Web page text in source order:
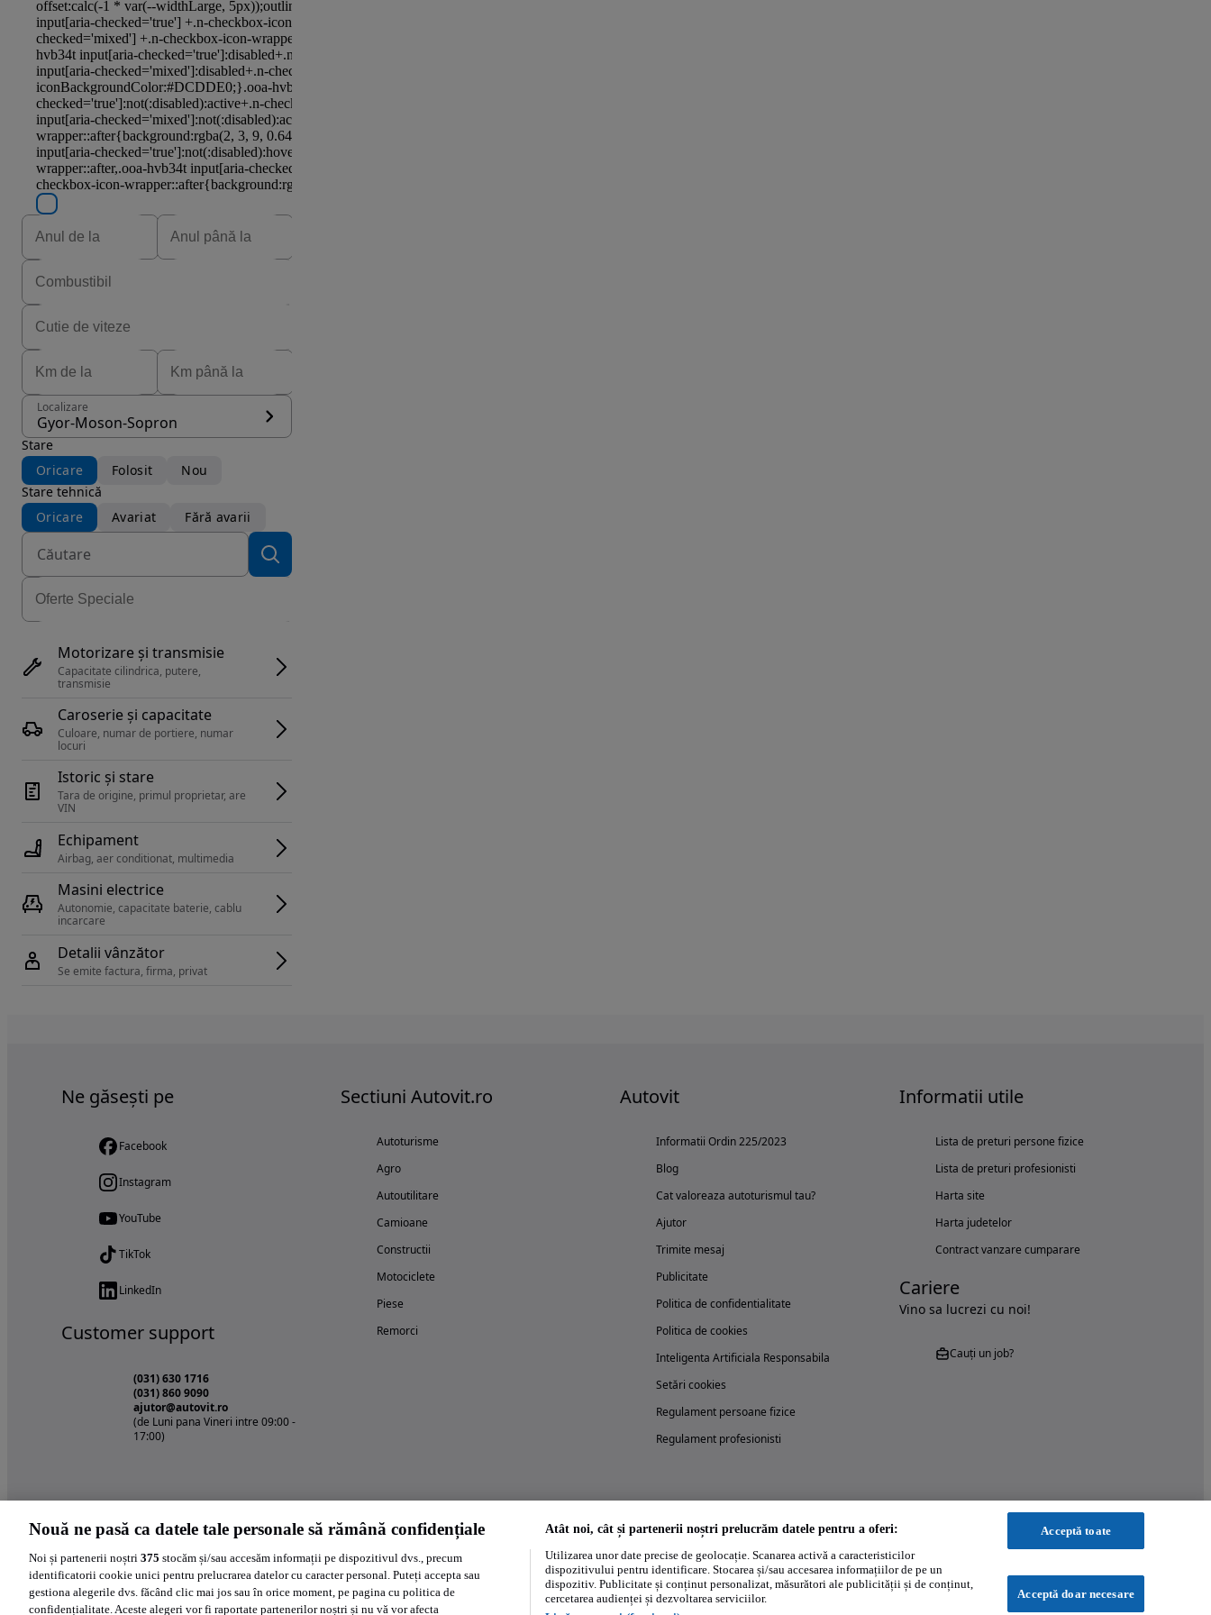
Localizare
Gyor-Moson-Sopron
Stare
Oricare
Folosit
Nou
Stare tehnică
Oricare
Avariat Fără avarii
Motorizare și transmisie
Capacitate cilindrica, putere,
transmisie
Caroserie și capacitate
Culoare, numar de portiere, numar
locuri
Istoric și stare
Tara de origine, primul proprietar, are
Echipament
Airbag, aer conditionat, multimedia
Masini electrice
Autonomie, capacitate baterie, cablu
Detalii vânzător
Se emite factura, firma, privat
Ne găsești pe
Facebook
Instagram
YouTube
TikTok
LinkedIn
Customer support
(031) 630 1716
(031) 860 9090
ajutor@autovit.ro
(de Luni pana Vineri intre 09:00 -
17:00)
Sectiuni Autovit.ro
Autoturisme
Agro
Autoutilitare
Camioane
Constructii
Motociclete
Piese
Remorci
Autovit
Informatii Ordin 225/2023
Blog
Cat valoreaza autoturismul tau?
Ajutor
Trimite mesaj
Publicitate
Politica de confidentialitate
Politica de cookies
Inteligenta Artificiala Responsabila
Setări cookies
Regulament persoane fizice
Regulament profesionisti
Informatii utile
Lista de preturi persone fizice
Lista de preturi profesionisti
Harta site
Harta judetelor
Contract vanzare cumparare
Cariere
Vino sa lucrezi cu noi!
Cauți un job?
Încearcă acum aplicația Autovit.ro
Nouă ne pasă ca datele tale personale să rămână confidențiale
Noi și partenerii noștri 375 stocăm și/sau accesăm informații pe dispozitivul dvs., precum
identificatorii cookie unici pentru prelucrarea datelor cu caracter personal. Puteți accepta sau
gestiona alegerile dvs. făcând clic mai jos sau în orice moment, pe pagina cu politica de
confidențialitate. Aceste alegeri vor fi raportate partenerilor noștri și nu vă vor afecta
Atât noi, cât și partenerii noștri prelucrăm datele pentru a oferi:
Utilizarea unor date precise de geolocație. Scanarea activă a caracteristicilor
dispozitivului pentru identificare. Stocarea și/sau accesarea informațiilor de pe un
dispozitiv. Publicitate și conținut personalizat, măsurători ale publicității și de conținut,
cercetarea audienței și dezvoltarea serviciilor.
Acceptă toate
Acceptă doar necesare